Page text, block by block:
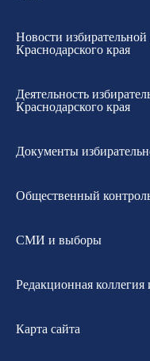
Новости
Краснодарского края
Деятельность
Краснодарского края
Документы
Общественный
СМИ и выборы
Редакционная коллегия
Карта сайта